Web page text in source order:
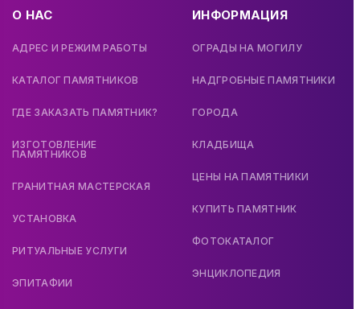
О НАС
АДРЕС И РЕЖИМ РАБОТЫ
КАТАЛОГ ПАМЯТНИКОВ
ГДЕ ЗАКАЗАТЬ ПАМЯТНИК?
ИЗГОТОВЛЕНИЕ
ПАМЯТНИКОВ
ГРАНИТНАЯ МАСТЕРСКАЯ
УСТАНОВКА
РИТУАЛЬНЫЕ УСЛУГИ
ЭПИТАФИИ
ИНФОРМАЦИЯ
ОГРАДЫ НА МОГИЛУ
НАДГРОБНЫЕ ПАМЯТНИКИ
ГОРОДА
КЛАДБИЩА
ЦЕНЫ НА ПАМЯТНИКИ
КУПИТЬ ПАМЯТНИК
ФОТОКАТАЛОГ
ЭНЦИКЛОПЕДИЯ